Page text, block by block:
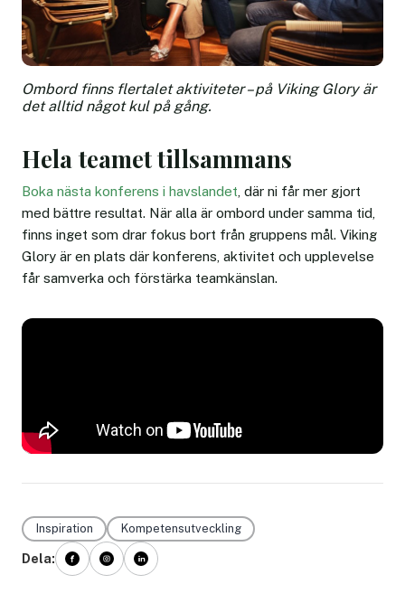
Ombord finns flertalet aktiviteter – på Viking Glory är
det alltid något kul på gång.
Hela teamet tillsammans
Boka nästa konferens i havslandet , där ni får mer gjort
med bättre resultat. När alla är ombord under samma tid,
finns inget som drar fokus bort från gruppens mål. Viking
Glory är en plats där konferens, aktivitet och upplevelse
får samverka och förstärka teamkänslan.
Inspiration Kompetensutveckling
Dela: